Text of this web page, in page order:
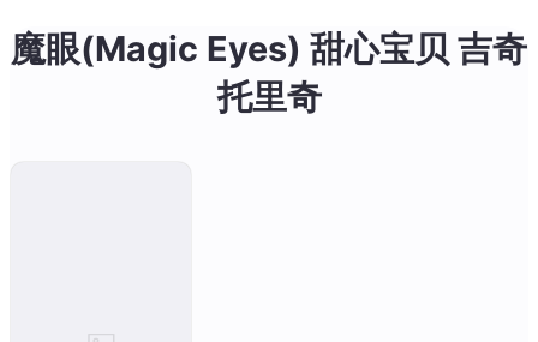
魔眼(Magic Eyes) 甜心宝贝 吉奇
托里奇